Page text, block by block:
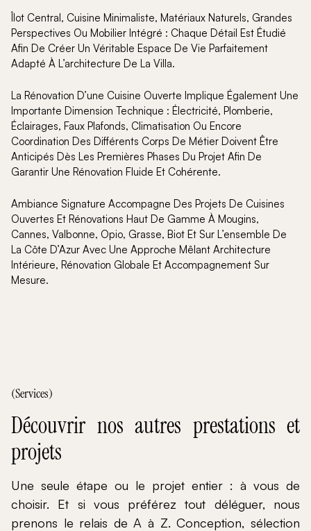
Îlot Central, Cuisine Minimaliste, Matériaux Naturels, Grandes
Perspectives Ou Mobilier Intégré : Chaque Détail Est Étudié
Afin De Créer Un Véritable Espace De Vie Parfaitement
Adapté À L’architecture De La Villa.
La Rénovation D’une Cuisine Ouverte Implique Également Une
Importante Dimension Technique : Électricité, Plomberie,
Éclairages, Faux Plafonds, Climatisation Ou Encore
Coordination Des Différents Corps De Métier Doivent Être
Anticipés Dès Les Premières Phases Du Projet Afin De
Garantir Une Rénovation Fluide Et Cohérente.
Ambiance Signature Accompagne Des Projets De Cuisines
Ouvertes Et Rénovations Haut De Gamme À Mougins,
Cannes, Valbonne, Opio, Grasse, Biot Et Sur L’ensemble De
La Côte D’Azur Avec Une Approche Mêlant Architecture
Intérieure, Rénovation Globale Et Accompagnement Sur
Mesure.
(Services)
Découvrir nos autres prestations et
projets
Une seule étape ou le projet entier : à vous de
choisir. Et si vous préférez tout déléguer, nous
prenons le relais de A à Z. Conception, sélection